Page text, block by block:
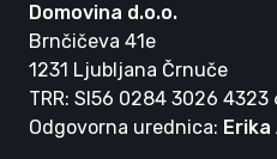
Domovina d.o.o.
Brnčičeva 41e
1231 Ljubljana Črnuče
TRR: SI56 0284 3026 4323
Odgovorna urednica: Erika